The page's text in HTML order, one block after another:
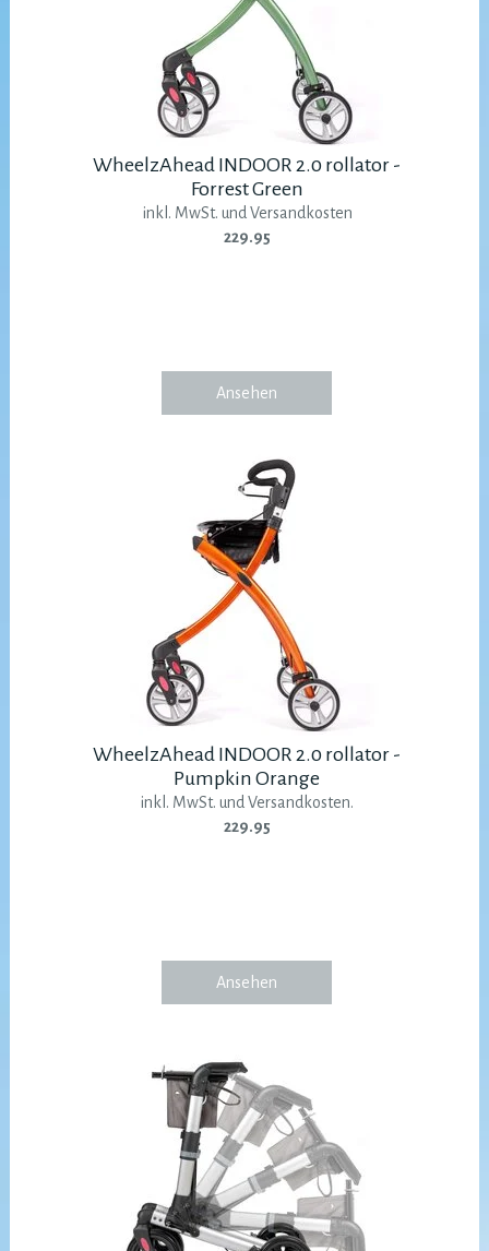
WheelzAhead INDOOR 2.0 rollator -
Forrest Green
inkl. MwSt. und Versandkosten
229.95
Ansehen
WheelzAhead INDOOR 2.0 rollator -
Pumpkin Orange
inkl. MwSt. und Versandkosten.
229.95
Ansehen